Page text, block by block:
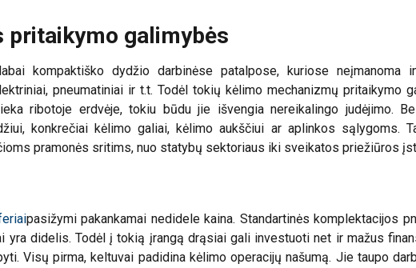
pritaikymo galimybės
kompaktiško dydžio darbinėse patalpose, kuriose neįmanoma
pneumatiniai ir t.t. Todėl tokių kėlimo mechanizmų pritaikymo
ribotoje erdvėje, tokiu būdu jie išvengia nereikalingo judėjimo.
konkrečiai kėlimo galiai, kėlimo aukščiui ar aplinkos sąlygoms.
pramonės sritims, nuo statybų sektoriaus iki sveikatos priežiūros
pasižymi pakankamai nedidele kaina. Standartinės komplektacijos
yra didelis. Todėl į tokią įrangą drąsiai gali investuoti net ir mažus
Visų pirma, keltuvai padidina kėlimo operacijų našumą. Jie taupo